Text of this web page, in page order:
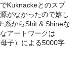
Kuknackeとのスプ
がなかったので嬉し
系からShit & Shineな
アートワークは
子）による5000字